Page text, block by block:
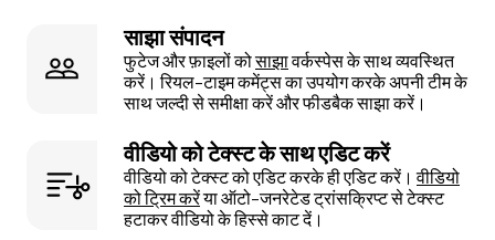
साझा संपादन
फुटेज और फ़ाइलों कोसाझावर्कस्पेस के साथ व्यवस्थित
करें। रियल-टाइम कमेंट्स का उपयोग करके अपनी टीम के
साथ जल्दी से समीक्षा करें और फीडबैक साझा करें।
वीडियो को टेक्स्ट के साथ एडिट करें
वीडियो को टेक्स्ट को एडिट करके ही एडिट करें।वीडियो
को ट्रिम करेंया ऑटो-जनरेटेड ट्रांसक्रिप्ट से टेक्स्ट
हटाकर वीडियो के हिस्से काट दें।